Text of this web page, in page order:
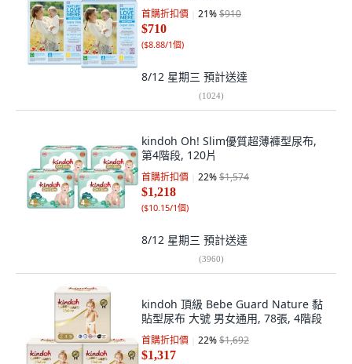
首購折扣價 21%$910
$710
($8.88/1個)
8/12 星期三 預計送達
(1024)
kindoh Oh! Slim優質超薄褲型尿布,
第4階段, 120片
首購折扣價 22%$1,574
$1,218
($10.15/1個)
8/12 星期三 預計送達
(3960)
kindoh 頂級 Bebe Guard Nature 黏
貼型尿布 大號 男女通用, 78張, 4階段
首購折扣價 22%$1,692
$1,317